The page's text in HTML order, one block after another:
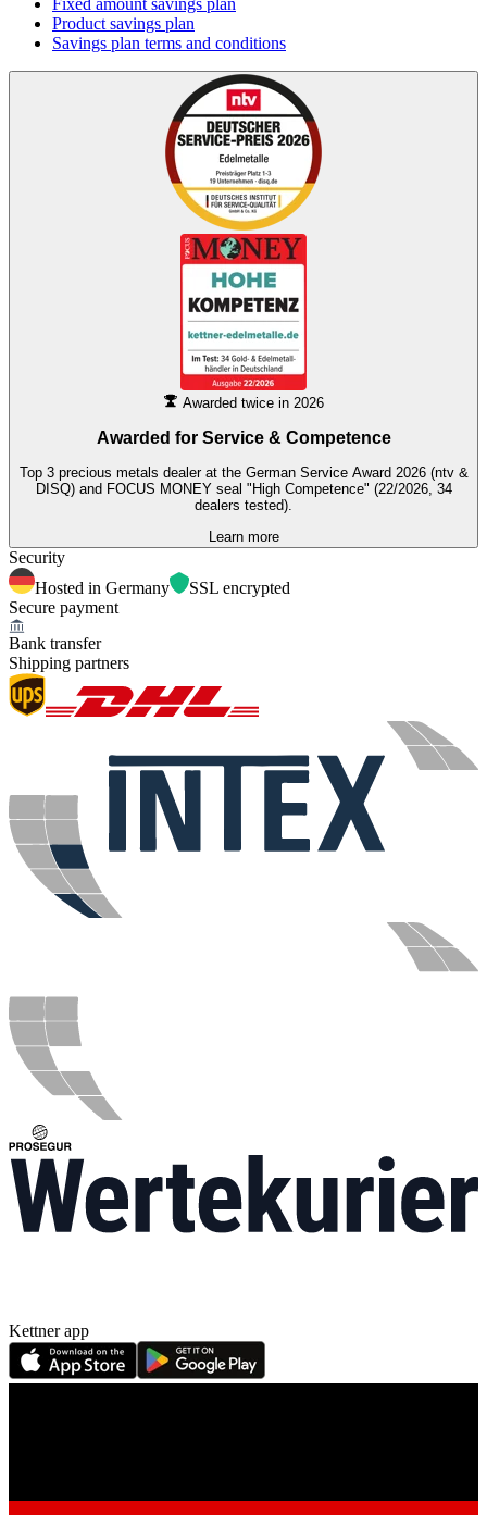
Product savings plan
Savings plan terms and conditions
Awarded twice in 2026
Awarded for Service & Competence
Top 3 precious metals dealer at the German Service Award 2026 (ntv &
DISQ) and FOCUS MONEY seal "High Competence" (22/2026, 34
dealers tested).
Learn more
Security
Hosted in Germany
SSL encrypted
Secure payment
Bank transfer
Shipping partners
Kettner app